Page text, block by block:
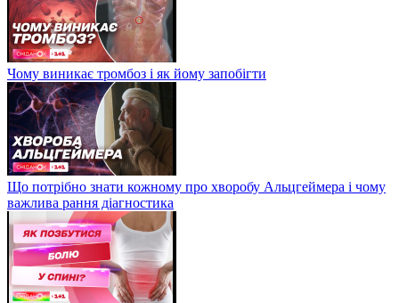
Чому виникає тромбоз і як йому запобігти
Що потрібно знати кожному про хворобу Альцгеймера і чому
важлива рання діагностика